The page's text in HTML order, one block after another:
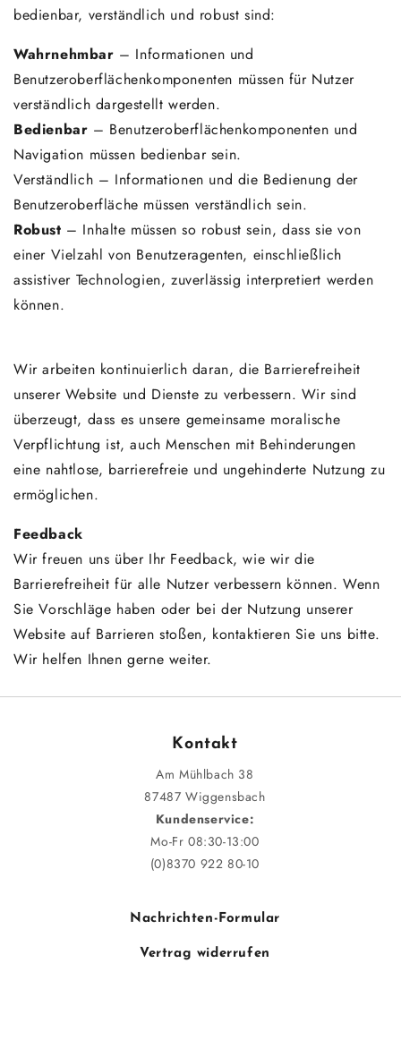
bedienbar, verständlich und robust sind:
Wahrnehmbar – Informationen und
Benutzeroberflächenkomponenten müssen für Nutzer
verständlich dargestellt werden.
Bedienbar – Benutzeroberflächenkomponenten und
Navigation müssen bedienbar sein.
Verständlich – Informationen und die Bedienung der
Benutzeroberfläche müssen verständlich sein.
Robust – Inhalte müssen so robust sein, dass sie von
einer Vielzahl von Benutzeragenten, einschließlich
assistiver Technologien, zuverlässig interpretiert werden
können.
Wir arbeiten kontinuierlich daran, die Barrierefreiheit
unserer Website und Dienste zu verbessern. Wir sind
überzeugt, dass es unsere gemeinsame moralische
Verpflichtung ist, auch Menschen mit Behinderungen
eine nahtlose, barrierefreie und ungehinderte Nutzung zu
ermöglichen.
Feedback
Wir freuen uns über Ihr Feedback, wie wir die
Barrierefreiheit für alle Nutzer verbessern können. Wenn
Sie Vorschläge haben oder bei der Nutzung unserer
Website auf Barrieren stoßen, kontaktieren Sie uns bitte.
Wir helfen Ihnen gerne weiter.
Kontakt
Am Mühlbach 38
87487 Wiggensbach
Kundenservice:
Mo-Fr 08:30-13:00
(0)8370 922 80-10
Nachrichten-Formular
Vertrag widerrufen